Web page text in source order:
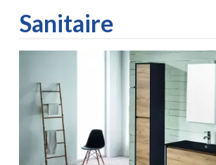
Sanitaire